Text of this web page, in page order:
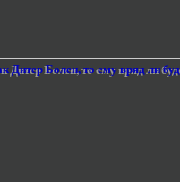
Дитер Болен, то ему вряд ли